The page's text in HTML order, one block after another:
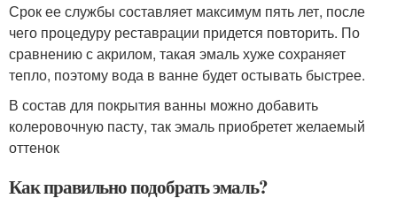
Срок ее службы составляет максимум пять лет, после
чего процедуру реставрации придется повторить. По
сравнению с акрилом, такая эмаль хуже сохраняет
тепло, поэтому вода в ванне будет остывать быстрее.
В состав для покрытия ванны можно добавить
колеровочную пасту, так эмаль приобретет желаемый
оттенок
Как правильно подобрать эмаль?